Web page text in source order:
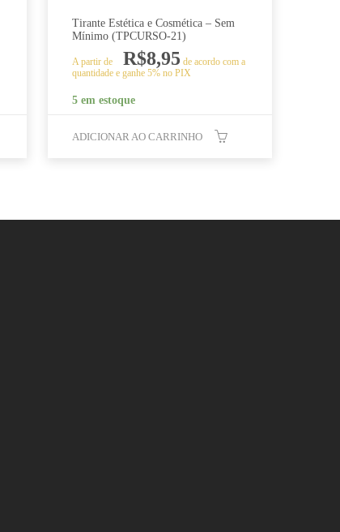
Tirante Estética e Cosmética – Sem
Mínimo (TPCURSO-21)
A partir de R$8,95 de acordo com a
quantidade e ganhe 5% no PIX
5 em estoque
ADICIONAR AO CARRINHO